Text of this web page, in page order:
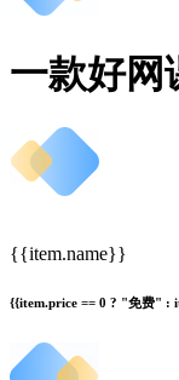
一款好网
{{item.name}}
{{item.price == 0 ? "免费" :